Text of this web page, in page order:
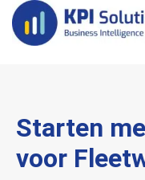
Starten
voor